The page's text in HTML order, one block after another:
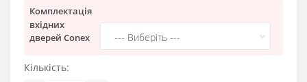
Комплектація
вхідних
дверей Conex
Кількість: